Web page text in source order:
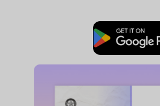
Unduh Gratis